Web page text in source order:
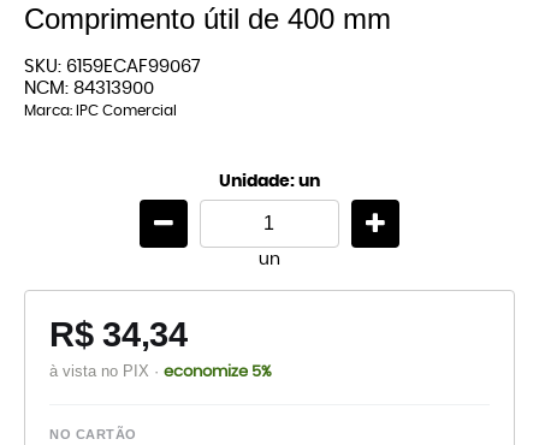
Comprimento útil de 400 mm
SKU: 6159ECAF99067
NCM: 84313900
Marca: IPC Comercial
Unidade: un
un
R$ 34,34
à vista no PIX · economize 5%
NO CARTÃO